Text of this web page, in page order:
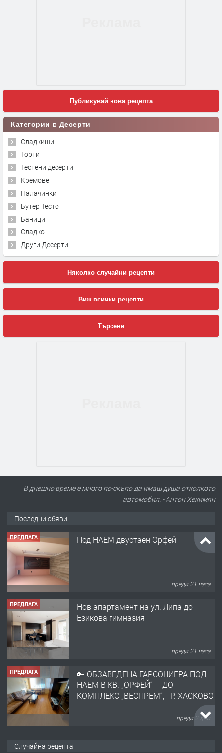
Публикувай нова рецепта
Категории в Десерти
Сладкиши
Торти
Тестени десерти
Кремове
Палачинки
Бутер Тесто
Баници
Сладко
Други Десерти
Няколко случайни рецепти
Виж всички рецепти
Търсене
В днешно време е много по-скъпо да имаш душа отколкото
автомобил. - Антон Хекимян
Последни обяви
ПРЕДЛАГА Под НАЕМ двустаен Орфей
преди 21 часа
ПРЕДЛАГА
Нов апартамент на ул. Липа до
Езикова гимназия
преди 21 часа
ПРЕДЛАГА
🔑 ОБЗАВЕДЕНА ГАРСОНИЕРА ПОД
НАЕМ В КВ. „ОРФЕЙ“ – ДО
КОМПЛЕКС „ВЕСПРЕМ“, ГР. ХАСКОВО
преди 2 дни
Случайна рецепта